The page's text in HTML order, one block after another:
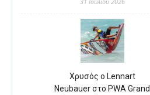
Χρυσός ο Lennart
Neubauer στο PWA Grand